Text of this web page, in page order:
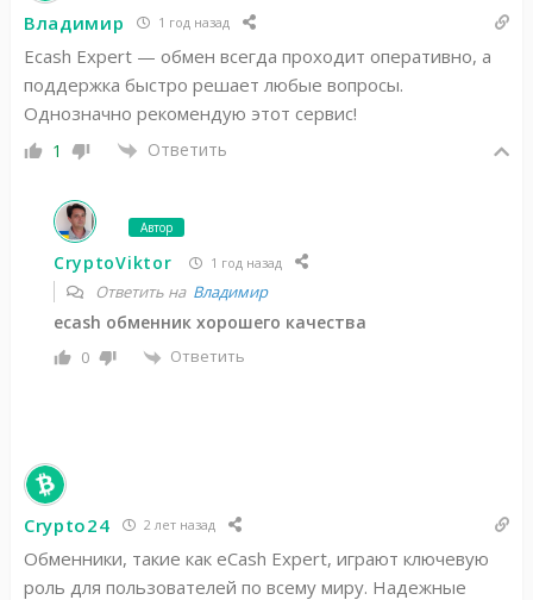
Владимир 1 год назад
Ecash Expert — обмен всегда проходит оперативно, а
поддержка быстро решает любые вопросы.
Однозначно рекомендую этот сервис!
1 Ответить
Автор
CryptoViktor 1 год назад
Ответить на Владимир
ecash обменник хорошего качества
0 Ответить
Crypto24 2 лет назад
Обменники, такие как eCash Expert, играют ключевую
роль для пользователей по всему миру. Надежные